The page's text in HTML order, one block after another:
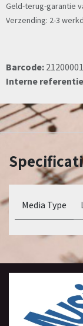
Geld-terug-garantie
Verzending: 2-3
Barcode:
Interne
Media Type